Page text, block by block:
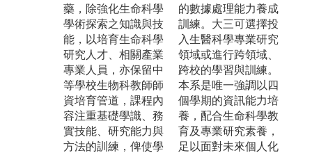
藥，除強化生命科學
學術探索之知識與技
能，以培育生命科學
研究人才、相關產業
專業人員，亦保留中
等學校生物科教師師
資培育管道，課程內
容注重基礎學識、務
實技能、研究能力與
方法的訓練，俾使學
的數據處理能力養成
訓練。大三可選擇投
入生醫科學專業研究
領域或進行跨領域、
跨校的學習與訓練。
本系是唯一強調以四
個學期的資訊能力培
養，配合生命科學教
育及專業研究素養，
足以面對未來個人化